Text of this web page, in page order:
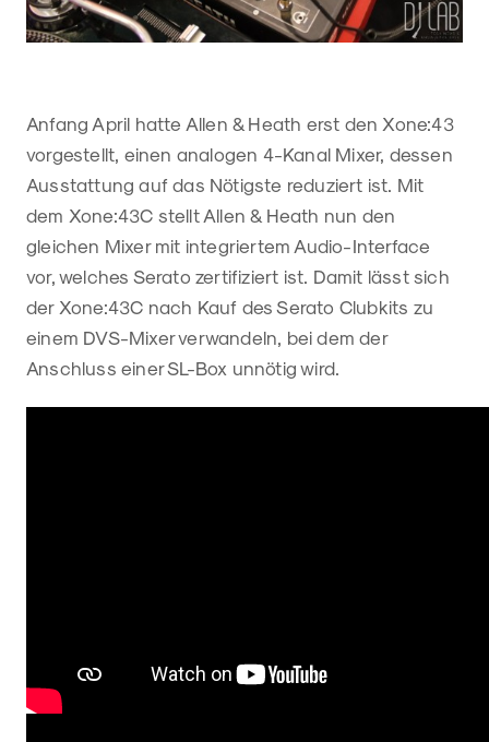
Anfang April hatte Allen & Heath erst den Xone:43
vorgestellt, einen analogen 4-Kanal Mixer, dessen
Ausstattung auf das Nötigste reduziert ist. Mit
dem Xone:43C stellt Allen & Heath nun den
gleichen Mixer mit integriertem Audio-Interface
vor, welches Serato zertifiziert ist. Damit lässt sich
der Xone:43C nach Kauf des Serato Clubkits zu
einem DVS-Mixer verwandeln, bei dem der
Anschluss einer SL-Box unnötig wird.